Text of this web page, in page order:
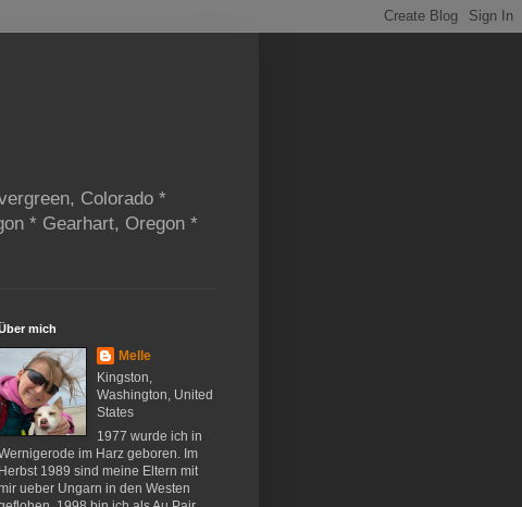
Colorado *
* Gearhart, Oregon *
mich
Melle
Kingston,
Washington, United
States
1977 wurde ich in
im Harz geboren. Im
Herbst 1989 sind meine Eltern mit
ueber Ungarn in den Westen